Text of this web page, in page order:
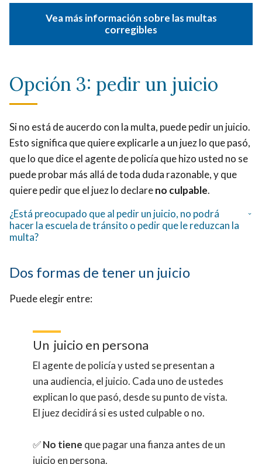
Vea más información sobre las multas
corregibles
Opción 3: pedir un juicio
Si no está de aucerdo con la multa, puede pedir un juicio.
Esto significa que quiere explicarle a un juez lo que pasó,
que lo que dice el agente de policía que hizo usted no se
puede probar más allá de toda duda razonable, y que
quiere pedir que el juez lo declareno culpable.
¿Está preocupado que al pedir un juicio, no podrá
hacer la escuela de tránsito o pedir que le reduzcan la
multa?
Dos formas de tener un juicio
Puede elegir entre:
Un juicio en persona
El agente de policía y usted se presentan a
una audiencia, el juicio. Cada uno de ustedes
explican lo que pasó, desde su punto de vista.
El juez decidirá si es usted culpable o no.
✅No tiene que pagar una fianza antes de un
juicio en persona.